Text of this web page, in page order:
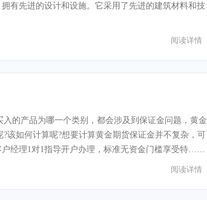
有先进的设计和设施。它采用了先进的建筑材料和技
阅读详情
入的产品为哪一个类别，都会涉及到保证金问题，黄金
该如何计算呢?想要计算黄金期货保证金并不复杂，可
经理1对1指导开户办理，标准无资金门槛享受特……
阅读详情